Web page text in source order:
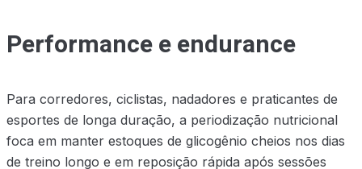
Performance e endurance
Para corredores, ciclistas, nadadores e praticantes de
esportes de longa duração, a periodização nutricional
foca em manter estoques de glicogênio cheios nos dias
de treino longo e em reposição rápida após sessões